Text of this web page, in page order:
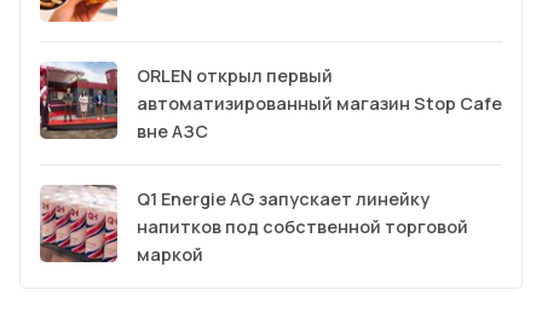
ORLEN открыл первый
автоматизированный магазин Stop Cafe
вне АЗС
Q1 Energie AG запускает линейку
напитков под собственной торговой
маркой